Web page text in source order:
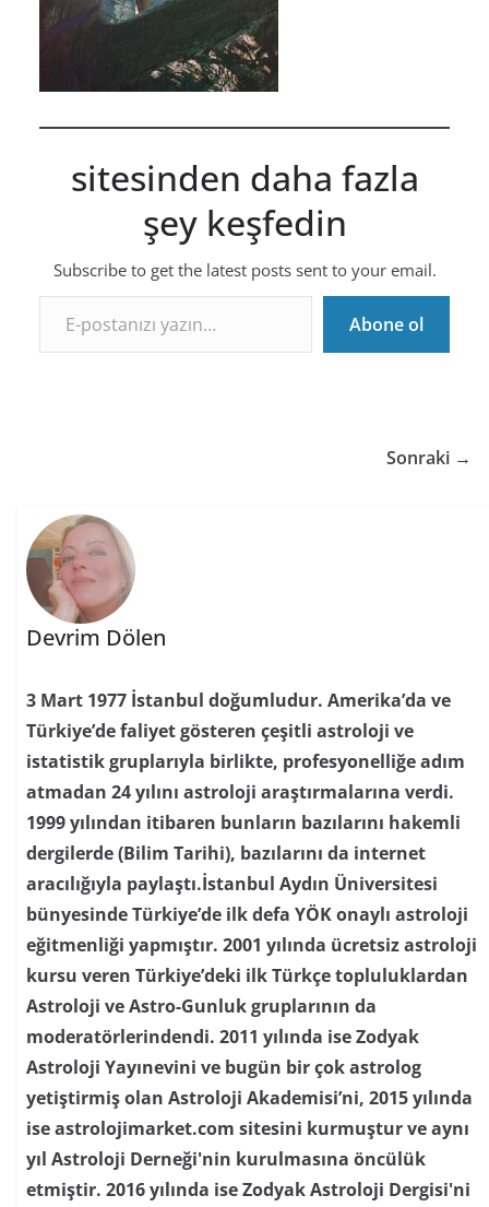
sitesinden daha fazla
şey keşfedin
Subscribe to get the latest posts sent to your email.
E-postanızı yazın…
Abone ol
Sonraki →
Devrim Dölen
3 Mart 1977 İstanbul doğumludur. Amerika’da ve
Türkiye’de faliyet gösteren çeşitli astroloji ve
istatistik gruplarıyla birlikte, profesyonelliğe adım
atmadan 24 yılını astroloji araştırmalarına verdi.
1999 yılından itibaren bunların bazılarını hakemli
dergilerde (Bilim Tarihi), bazılarını da internet
aracılığıyla paylaştı.İstanbul Aydın Üniversitesi
bünyesinde Türkiye’de ilk defa YÖK onaylı astroloji
eğitmenliği yapmıştır. 2001 yılında ücretsiz astroloji
kursu veren Türkiye’deki ilk Türkçe topluluklardan
Astroloji ve Astro-Gunluk gruplarının da
moderatörlerindendi. 2011 yılında ise Zodyak
Astroloji Yayınevini ve bugün bir çok astrolog
yetiştirmiş olan Astroloji Akademisi’ni, 2015 yılında
ise astrolojimarket.com sitesini kurmuştur ve aynı
yıl Astroloji Derneği'nin kurulmasına öncülük
etmiştir. 2016 yılında ise Zodyak Astroloji Dergisi'ni